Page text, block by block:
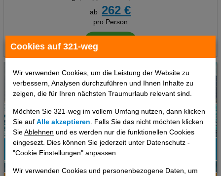
Cookies auf 321-weg
Wir verwenden Cookies, um die Leistung der Website zu
verbessern, Analysen durchzuführen und Ihnen Inhalte zu
zeigen, die für Ihren nächsten Traumurlaub relevant sind.
Möchten Sie 321-weg im vollem Umfang nutzen, dann klicken
Sie aufAlle akzeptieren . Falls Sie das nicht möchten klicken
SieAblehnen und es werden nur die funktionellen Cookies
eingesezt. Dies können Sie jederzeit unter Datenschutz -
"Cookie Einstellungen" anpassen.
Wir verwenden Cookies und personenbezogene Daten, um
ab
262 €
pro Person